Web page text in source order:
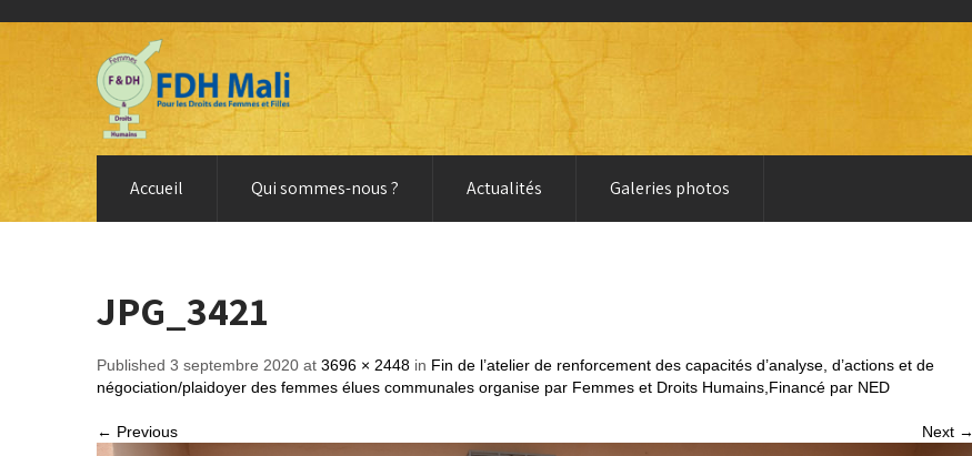
Accueil Qui sommes-nous ? Actualités Galeries photos
JPG_3421
Published 3 septembre 2020 at 3696 × 2448 in Fin de l’atelier de renforcement des capacités d’analyse, d’actions et de
négociation/plaidoyer des femmes élues communales organise par Femmes et Droits Humains,Financé par NED
← Previous Next →